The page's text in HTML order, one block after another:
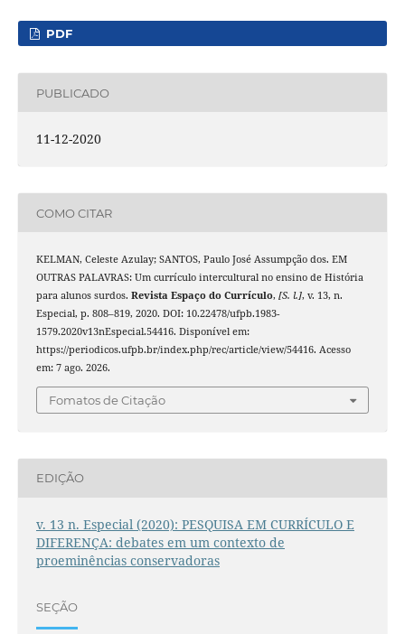
PDF
PUBLICADO
11-12-2020
COMO CITAR
KELMAN, Celeste Azulay; SANTOS, Paulo José Assumpção dos. EM
OUTRAS PALAVRAS: Um currículo intercultural no ensino de História
para alunos surdos. Revista Espaço do Currículo, [S. l.], v. 13, n.
Especial, p. 808–819, 2020. DOI: 10.22478/ufpb.1983-
1579.2020v13nEspecial.54416. Disponível em:
https://periodicos.ufpb.br/index.php/rec/article/view/54416. Acesso
em: 7 ago. 2026.
Fomatos de Citação
EDIÇÃO
v. 13 n. Especial (2020): PESQUISA EM CURRÍCULO E
DIFERENÇA: debates em um contexto de
proeminências conservadoras
SEÇÃO